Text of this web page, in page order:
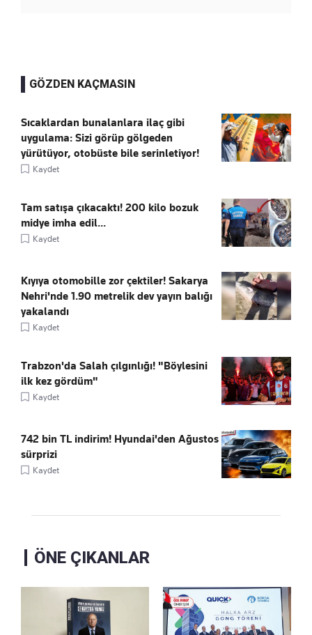
GÖZDEN KAÇMASIN
Sıcaklardan bunalanlara ilaç gibi
uygulama: Sizi görüp gölgeden
yürütüyor, otobüste bile serinletiyor!
Kaydet
Tam satışa çıkacaktı! 200 kilo bozuk
midye imha edil...
Kaydet
Kıyıya otomobille zor çektiler! Sakarya
Nehri'nde 1.90 metrelik dev yayın balığı
yakalandı
Kaydet
Trabzon'da Salah çılgınlığı! "Böylesini
ilk kez gördüm"
Kaydet
742 bin TL indirim! Hyundai'den Ağustos
sürprizi
Kaydet
ÖNE ÇIKANLAR